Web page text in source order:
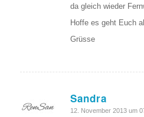
da gleich wieder
Hoffe es geht Euch
Grüsse
Sandra
sagte:
12. November 2013 um